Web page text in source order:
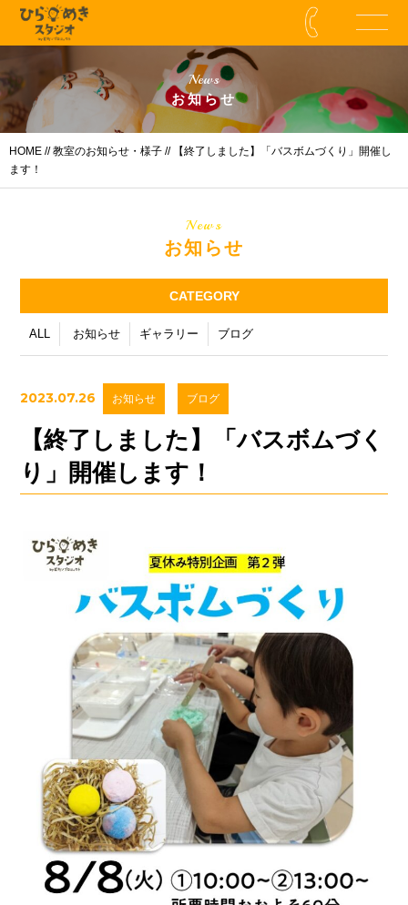
News
お知らせ
HOME //教室のお知らせ・様子 // 【終了しました】「バスボムづくり」開催し
ます！
News
お知らせ
CATEGORY
ALL お知らせ ギャラリー ブログ
2023.07.26 お知らせ ブログ
【終了しました】「バスボムづく
り」開催します！